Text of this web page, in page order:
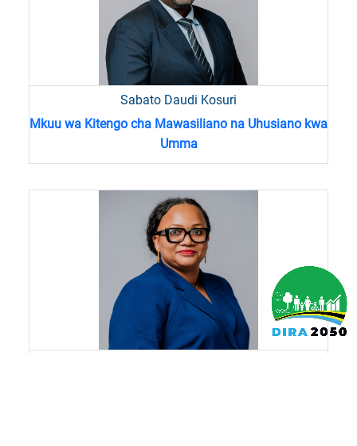
Sabato Daudi Kosuri
Mkuu wa Kitengo cha Mawasiliano na Uhusiano kwa
Umma